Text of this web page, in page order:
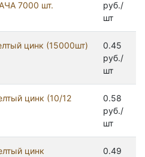
7000 шт.
руб./
шт
цинк (15000шт)
0.45
руб./
шт
цинк (10/12
0.58
руб./
шт
цинк
0.49